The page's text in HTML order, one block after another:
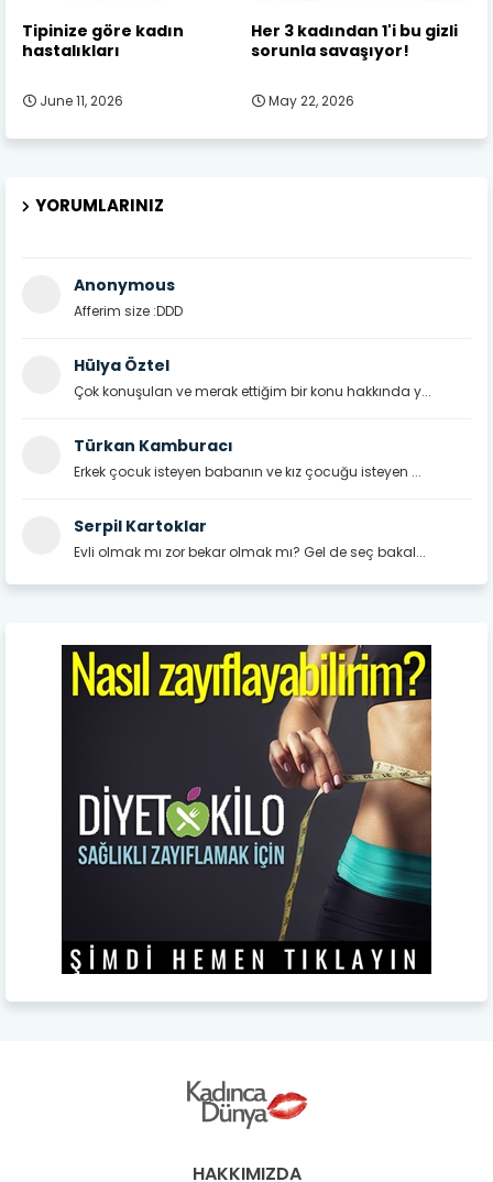
Tipinize göre kadın
hastalıkları
June 11, 2026
Her 3 kadından 1'i bu gizli
sorunla savaşıyor!
May 22, 2026
YORUMLARINIZ
Anonymous
Afferim size :DDD
Hülya Öztel
Çok konuşulan ve merak ettiğim bir konu hakkında y...
Türkan Kamburacı
Erkek çocuk isteyen babanın ve kız çocuğu isteyen ...
Serpil Kartoklar
Evli olmak mı zor bekar olmak mı? Gel de seç bakal...
HAKKIMIZDA